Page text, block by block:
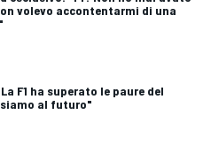
volevo accontentarmi di una
F1 ha superato le paure del
al futuro"